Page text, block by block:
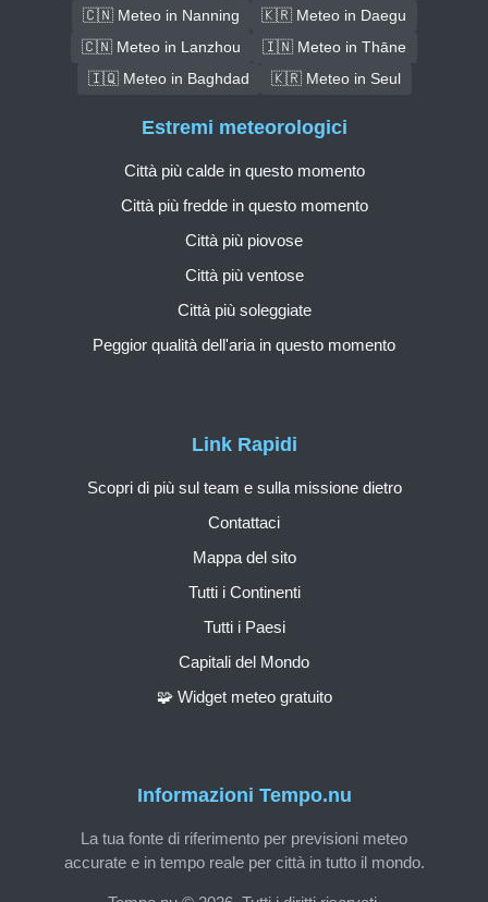
🇨🇳 Meteo in Nanning
🇰🇷 Meteo in Daegu
🇨🇳 Meteo in Lanzhou
🇮🇳 Meteo in Thāne
🇮🇶 Meteo in Baghdad
🇰🇷 Meteo in Seul
Informazioni Tempo.nu
La tua fonte di riferimento per previsioni meteo
accurate e in tempo reale per città in tutto il mondo.
Link Rapidi
Scopri di più sul team e sulla missione dietro
Contattaci
Mappa del sito
Tutti i Continenti
Tutti i Paesi
Capitali del Mondo
🧩 Widget meteo gratuito
Estremi meteorologici
Città più calde in questo momento
Città più fredde in questo momento
Città più piovose
Città più ventose
Città più soleggiate
Peggior qualità dell'aria in questo momento